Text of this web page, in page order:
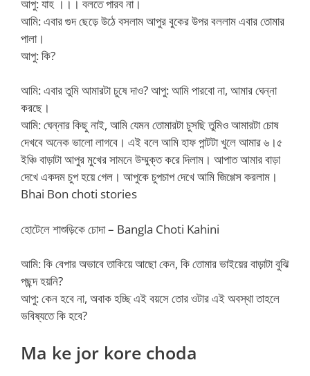
আপু: যাহ ।।। বলতে পারব না।
আমি: এবার গুদ ছেড়ে উঠে বসলাম আপুর বুকের উপর বললাম এবার তোমার
পালা।
আপু: কি?
আমি: এবার তুমি আমারটা চুষে দাও? আপু: আমি পারবো না, আমার ঘেন্না
করছে।
আমি: ঘেন্নার কিছু নাই, আমি যেমন তোমারটা চুসছি তুমিও আমারটা চোষ
দেখবে অনেক ভালো লাগবে। এই বলে আমি হাফ পান্টটা খুলে আমার ৬।৫
ইঞ্চি বাড়াটা আপুর মুখের সামনে উম্মুক্ত করে দিলাম। আপাত আমার বাড়া
দেখে একদম চুপ হয়ে গেল। আপুকে চুপচাপ দেখে আমি জিগ্গেস করলাম।
Bhai Bon choti stories
হোটেলে শাশুড়িকে চোদা – Bangla Choti Kahini
আমি: কি বেপার অভাবে তাকিয়ে আছো কেন, কি তোমার ভাইয়ের বাড়াটা বুঝি
পছন্দ হয়নি?
আপু: কেন হবে না, অবাক হচ্ছি এই বয়সে তোর ওটার এই অবস্থা তাহলে
ভবিষ্যতে কি হবে?
Ma ke jor kore choda